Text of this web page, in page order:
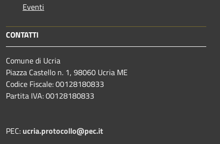
Eventi
CONTATTI
Comune di Ucria
Piazza Castello n. 1, 98060 Ucria ME
Codice Fiscale: 00128180833
Partita IVA: 00128180833
PEC: ucria.protocollo@pec.it